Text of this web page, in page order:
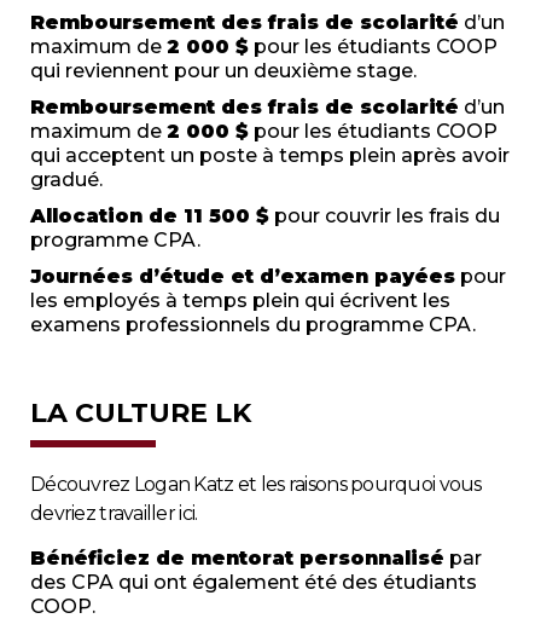
Remboursement des frais de scolarité d’un
maximum de 2 000 $ pour les étudiants COOP
qui reviennent pour un deuxième stage.
Remboursement des frais de scolarité d’un
maximum de 2 000 $ pour les étudiants COOP
qui acceptent un poste à temps plein après avoir
gradué.
Allocation de 11 500 $ pour couvrir les frais du
programme CPA.
Journées d’étude et d’examen payées pour
les employés à temps plein qui écrivent les
examens professionnels du programme CPA.
LA CULTURE LK
Découvrez Logan Katz et les raisons pourquoi vous
devriez travailler ici.
Bénéficiez de mentorat personnalisé par
des CPA qui ont également été des étudiants
COOP.